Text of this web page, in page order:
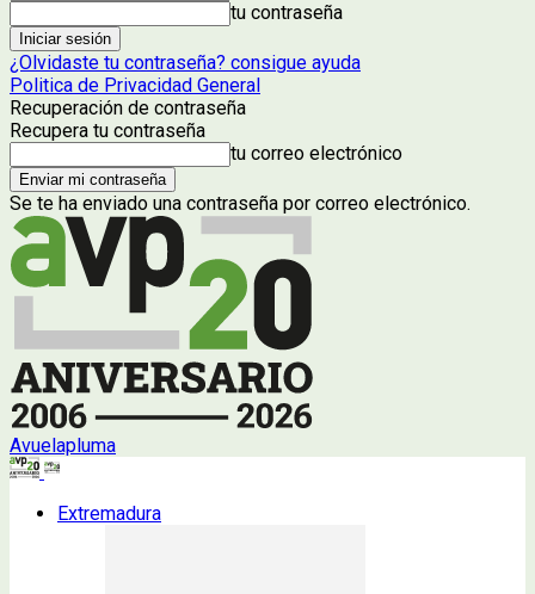
tu contraseña
¿Olvidaste tu contraseña? consigue ayuda
Politica de Privacidad General
Recuperación de contraseña
Recupera tu contraseña
tu correo electrónico
Se te ha enviado una contraseña por correo electrónico.
Avuelapluma
Extremadura